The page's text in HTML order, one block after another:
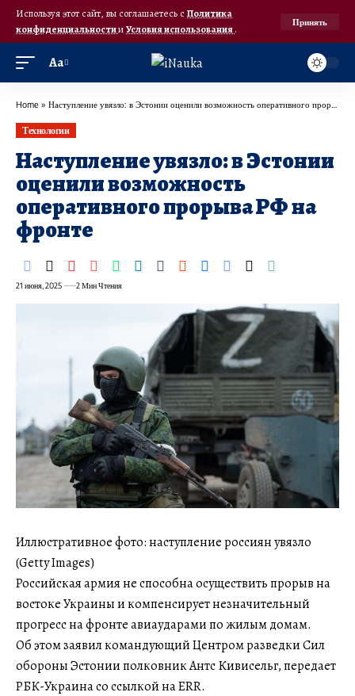
Используя этот сайт, вы соглашаетесь с Политика
конфиденциальностииУсловия использования.
Принять
Аа
Home » Наступление увязло: в Эстонии оценили возможность оперативного прорыва РФ на фронте
Технологии
Наступление увязло: в Эстонии
оценили возможность
оперативного прорыва РФ на
фронте
21 июня, 2025 2 Мин Чтения
Иллюстративное фото: наступление россиян увязло
(Getty Images)
Российская армия не способна осуществить прорыв на
востоке Украины и компенсирует незначительный
прогресс на фронте авиаударами по жилым домам.
Об этом заявил командующий Центром разведки Сил
обороны Эстонии полковник Антс Кивисельг, передает
РБК-Украина со ссылкой на ERR.